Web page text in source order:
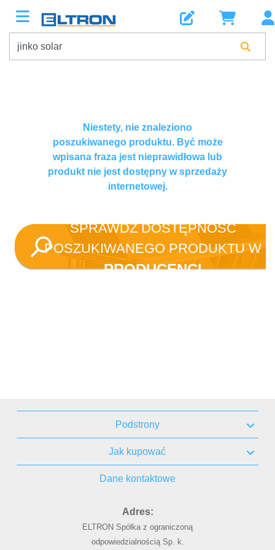
Niestety, nie znaleziono
poszukiwanego produktu. Być może
wpisana fraza jest nieprawidłowa lub
produkt nie jest dostępny w sprzedaży
internetowej.
SPRAWDŹ DOSTĘPNOŚĆ
POSZUKIWANEGO PRODUKTU W
PRODUCENCI
Podstrony
Jak kupować
Dane kontaktowe
Adres:
ELTRON Spółka z ograniczoną
odpowiedzialnością Sp. k.